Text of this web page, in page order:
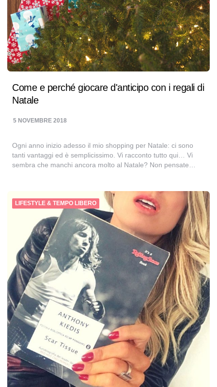
Come e perché giocare d'anticipo con i regali di
Natale
5 NOVEMBRE 2018
Ogni anno inizio adesso il mio shopping per Natale: ci sono
tanti vantaggi ed è semplicissimo. Vi racconto tutto qui… Vi
sembra che manchi ancora molto al Natale? Non pensate…
LIFESTYLE & TEMPO LIBERO